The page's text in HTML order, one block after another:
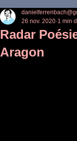
Radar
Aragon
26 nov. 2020 1 min